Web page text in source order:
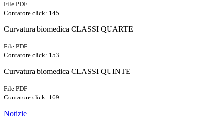
File PDF
Contatore click: 145
Curvatura biomedica CLASSI QUARTE
File PDF
Contatore click: 153
Curvatura biomedica CLASSI QUINTE
File PDF
Contatore click: 169
Notizie